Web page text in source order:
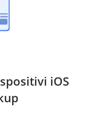
iOS